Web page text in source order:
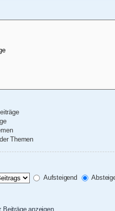
Themen
Aufsteigend
Beiträge anzeigen